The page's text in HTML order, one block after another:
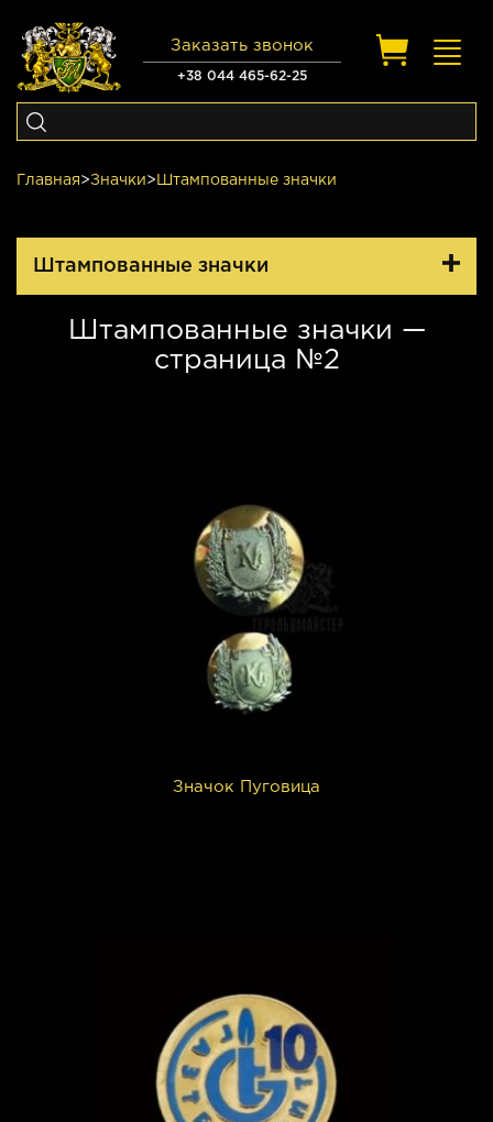
+38 044 465-62-25
Заказать звонок
Главная>Значки> Штампованные значки
Штампованные значки
Штампованные значки —
страница №2
Значок Пуговица